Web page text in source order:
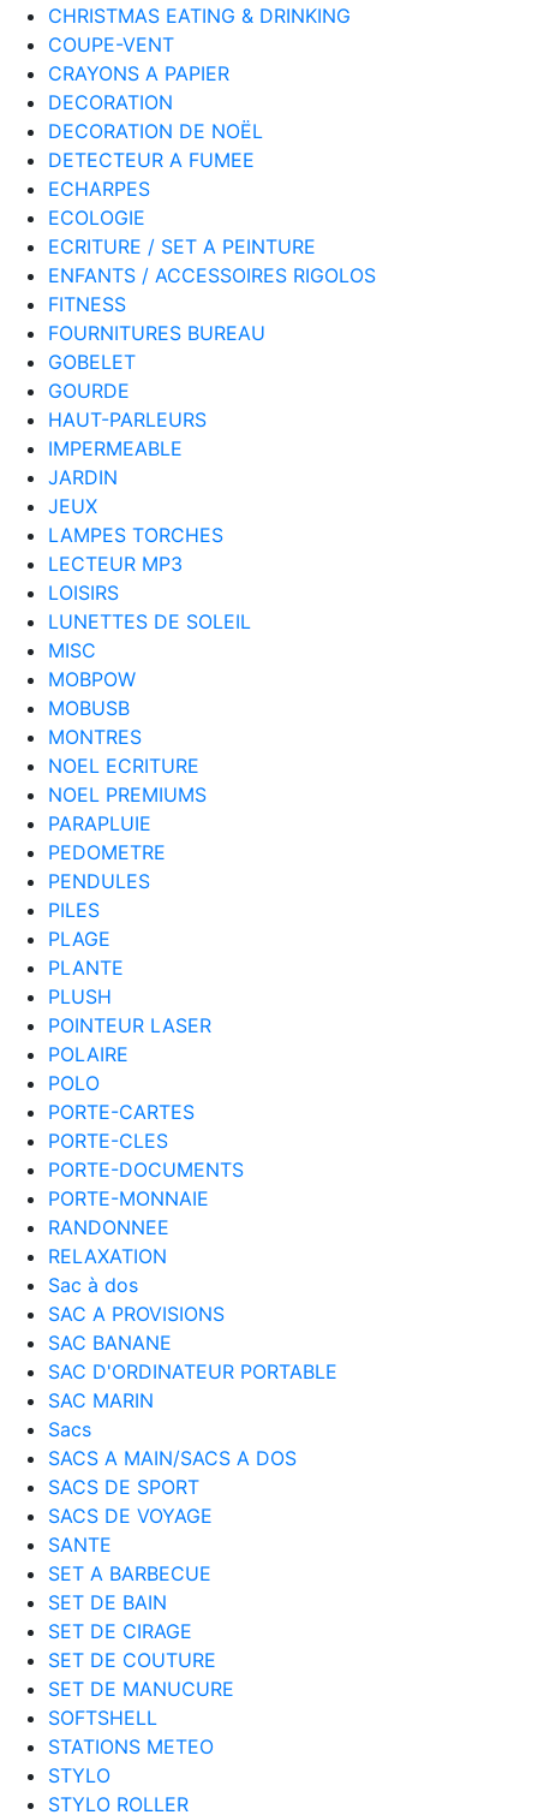
CHRISTMAS EATING & DRINKING
COUPE-VENT
CRAYONS A PAPIER
DECORATION
DECORATION DE NOËL
DETECTEUR A FUMEE
ECHARPES
ECOLOGIE
ECRITURE / SET A PEINTURE
ENFANTS / ACCESSOIRES RIGOLOS
FITNESS
FOURNITURES BUREAU
GOBELET
GOURDE
HAUT-PARLEURS
IMPERMEABLE
JARDIN
JEUX
LAMPES TORCHES
LECTEUR MP3
LOISIRS
LUNETTES DE SOLEIL
MISC
MOBPOW
MOBUSB
MONTRES
NOEL ECRITURE
NOEL PREMIUMS
PARAPLUIE
PEDOMETRE
PENDULES
PILES
PLAGE
PLANTE
PLUSH
POINTEUR LASER
POLAIRE
POLO
PORTE-CARTES
PORTE-CLES
PORTE-DOCUMENTS
PORTE-MONNAIE
RANDONNEE
RELAXATION
Sac à dos
SAC A PROVISIONS
SAC BANANE
SAC D'ORDINATEUR PORTABLE
SAC MARIN
Sacs
SACS A MAIN/SACS A DOS
SACS DE SPORT
SACS DE VOYAGE
SANTE
SET A BARBECUE
SET DE BAIN
SET DE CIRAGE
SET DE COUTURE
SET DE MANUCURE
SOFTSHELL
STATIONS METEO
STYLO
STYLO ROLLER